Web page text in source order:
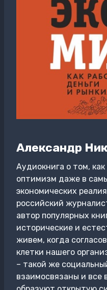
Александр
Аудиокнига о том,
оптимизм даже в
экономических
российский
автор популярных
исторические и
живем, когда
клетки нашего
– такой же
взаимосвязаны и все